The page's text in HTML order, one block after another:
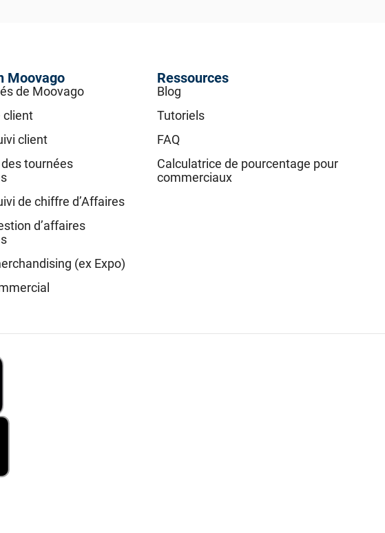
Moovago
de Moovago
client
client
tournées
de chiffre d’Affaires
d’affaires
(ex Expo)
Ressources
Blog
Tutoriels
FAQ
Calculatrice de pourcentage pour
commerciaux